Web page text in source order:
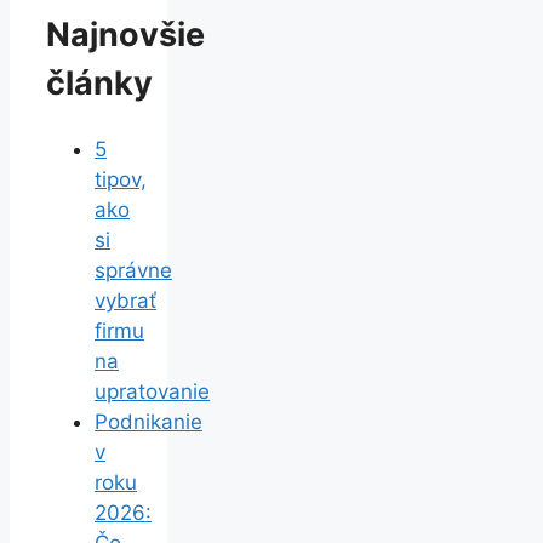
Najnovšie
články
5
tipov,
ako
si
správne
vybrať
firmu
na
upratovanie
Podnikanie
v
roku
2026: